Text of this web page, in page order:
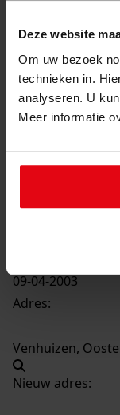
Deze website
Om uw bezoek
technieken in.
analyseren. U
Meer informatie
Inventaris
Oostergouw
3872Plaatsen
Datering:
Beschrijving:
09-04-2003
Adres:
Venhuizen,
Nieuw adres: